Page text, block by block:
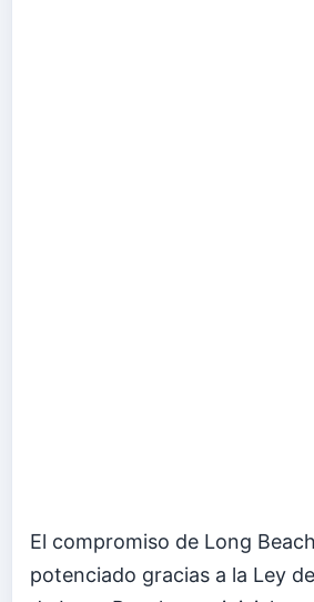
El compromiso de Long
potenciado gracias a la Ley